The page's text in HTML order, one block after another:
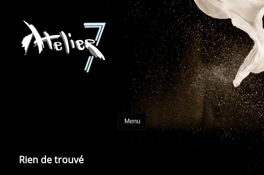
Menu Aller au contenu
Rien de trouvé